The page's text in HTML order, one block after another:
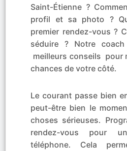
Saint-Étienne ?
profil et sa photo ?
premier rendez-vous ?
séduire ? Notre
meilleurs conseils pour
chances de votre côté.
Le courant passe bien
peut-être bien le
choses sérieuses.
rendez-vous pour
téléphone. Cela